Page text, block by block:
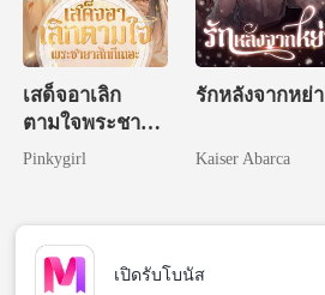
เสด็จอาเลิก
ตามใจพระชายา
สักทีเถอะ
Pinkygirl
รักหลังจากหย่า
Kaiser Abarca
เปิดรับโบนัส